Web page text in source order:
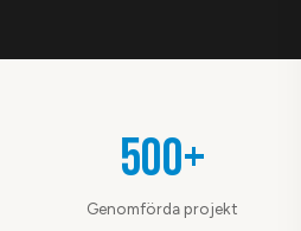
500+
Genomförda projekt